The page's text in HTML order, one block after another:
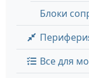
Блоки
Все для